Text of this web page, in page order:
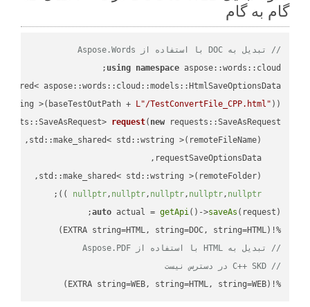
گام به گام
// تبدیل به DOC با استفاده از Aspose.Words
using namespace aspose::words::cloud;
>(baseTestOutPath + L"/TestConvertFile_CPP.html" ));
request( new
nullptr, nullptr, nullptr, nullptr, nullptr
))
;
auto actual = getApi()->saveAs
%!(EXTRA string=HTML, string=DOC, string=HTML)
// تبدیل به HTML با استفاده از Aspose.PDF
// C++ SKD در دسترس نیست
%!(EXTRA string=WEB, string=HTML, string=WEB)